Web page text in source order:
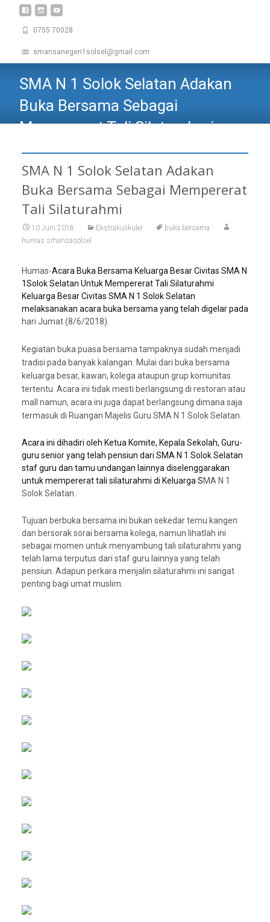
0755 70028
smansanegeri1solsel@gmail.com
SMA N 1 Solok Selatan Adakan
Buka Bersama Sebagai
Mempererat Tali Silaturahmi
Tali Silaturahmi
SMA N 1 Solok Selatan Adakan
Buka Bersama Sebagai Mempererat
Tali Silaturahmi
10 Juni 2018 Ekstrakulikuler
buka bersama
humas smansasolsel
Humas-Acara Buka Bersama Keluarga Besar Civitas SMA N
1Solok Selatan Untuk Mempererat Tali Silaturahmi
Keluarga Besar Civitas SMA N 1 Solok Selatan
melaksanakan acara buka bersama yang telah digelar pada
hari Jumat (8/6/2018).
Kegiatan buka puasa bersama tampaknya sudah menjadi
tradisi pada banyak kalangan. Mulai dari buka bersama
keluarga besar, kawan, kolega ataupun grup komunitas
tertentu. Acara ini tidak mesti berlangsung di restoran atau
mall namun, acara ini juga dapat berlangsung dimana saja
termasuk di Ruangan Majelis Guru SMA N 1 Solok Selatan.
Acara ini dihadiri oleh Ketua Komite, Kepala Sekolah, Guru-
guru senior yang telah pensiun dari SMA N 1 Solok Selatan
staf guru dan tamu undangan lainnya diselenggarakan
untuk mempererat tali silaturahmi di Keluarga SMA N 1
Solok Selatan.
Tujuan berbuka bersama ini bukan sekedar temu kangen
dan bersorak sorai bersama kolega, namun lihatlah ini
sebagai momen untuk menyambung tali silaturahmi yang
telah lama terputus dari staf guru lainnya yang telah
pensiun. Adapun perkara menjalin silaturahmi ini sangat
penting bagi umat muslim.